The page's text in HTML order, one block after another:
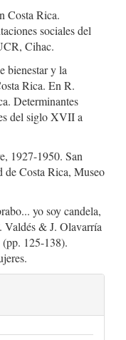
Costa Rica.
sociales del
Cihac.
bienestar y la
Rica. En R.
Determinantes
del siglo XVII a
1927-1950. San
de Costa Rica, Museo
yo soy candela,
Valdés & J. Olavarría
125-138).